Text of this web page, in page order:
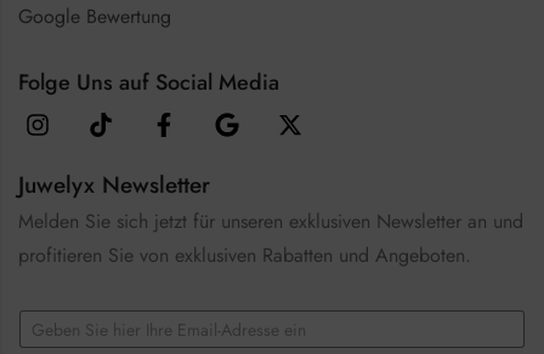
Google Bewertung
Folge Uns auf Social Media
Juwelyx Newsletter
Melden Sie sich jetzt für unseren exklusiven Newsletter an und
profitieren Sie von exklusiven Rabatten und Angeboten.
E
m